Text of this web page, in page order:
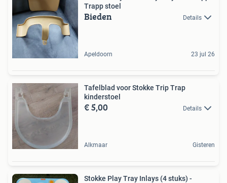
Trapp stoel
Bieden Details
Apeldoorn 23 jul 26
Tafelblad voor Stokke Trip Trap
kinderstoel
€ 5,00 Details
Alkmaar Gisteren
Stokke Play Tray Inlays (4 stuks) -